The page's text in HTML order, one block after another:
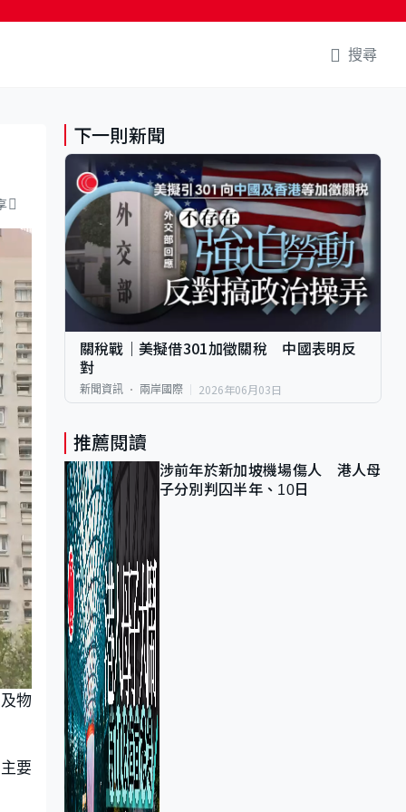
搜尋
物
要
下一則新聞
關稅戰｜美擬借301加徵關稅 中國表明反
對
新聞資訊 兩岸國際 2026年06月03日
推薦閱讀
涉前年於新加坡機場傷人 港人母
子分別判囚半年、10日